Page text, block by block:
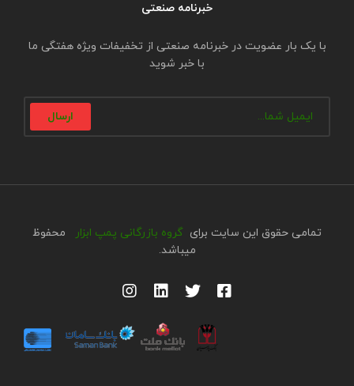
خبرنامه صنعتی
با یک بار عضویت در خبرنامه صنعتی از تخفیفات ویژه هفتگی ما
با خبر شوید
ارسال
تمامی حقوق این سایت برای گروه بازرگانی پمپ ابزار
محفوظ
میباشد.